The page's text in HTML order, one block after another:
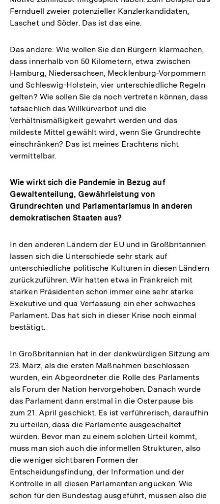
Fernduell zweier potenzieller Kanzlerkandidaten,
Laschet und Söder. Das ist das eine.
Das andere: Wie wollen Sie den Bürgern klarmachen,
dass innerhalb von 50 Kilometern, etwa zwischen
Hamburg, Niedersachsen, Mecklenburg-Vorpommern
und Schleswig-Holstein, vier unterschiedliche Regeln
gelten? Wie sollen Sie da noch vertreten können, dass
tatsächlich das Willkürverbot und die
Verhältnismäßigkeit gewahrt werden und das
mildeste Mittel gewählt wird, wenn Sie Grundrechte
einschränken? Das ist meines Erachtens nicht
vermittelbar.
Wie wirkt sich die Pandemie in Bezug auf
Gewaltenteilung, Gewährleistung von
Grundrechten und Parlamentarismus in anderen
demokratischen Staaten aus?
In den anderen Ländern der EU und in Großbritannien
lassen sich die Unterschiede sehr stark auf
unterschiedliche politische Kulturen in diesen Ländern
zurückzuführen. Wir hatten etwa in Frankreich mit
starken Präsidenten schon immer eine sehr starke
Exekutive und qua Verfassung ein eher schwaches
Parlament. Das hat sich in dieser Krise noch einmal
bestätigt.
In Großbritannien hat in der denkwürdigen Sitzung am
23. März, als die ersten Maßnahmen beschlossen
wurden, ein Abgeordneter die Rolle des Parlaments
als Forum der Nation hervorgehoben. Danach wurde
das Parlament dann erstmal in die Osterpause bis
zum 21. April geschickt. Es ist verführerisch, daraufhin
zu urteilen, dass die Parlamente ausgeschaltet
würden. Bevor man zu einem solchen Urteil kommt,
muss man sich auch die informellen Strukturen, also
die weniger sichtbaren Formen der
Entscheidungsfindung, der Information und der
Kontrolle in all diesen Parlamenten angucken. Wie
schon für den Bundestag ausgeführt, müssen also die